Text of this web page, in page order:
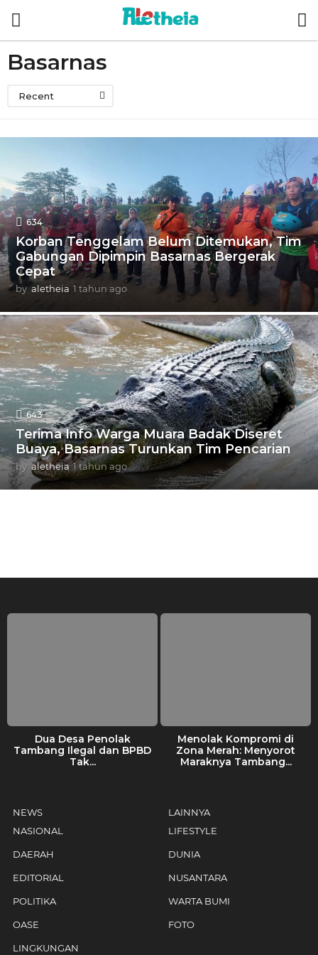
Basarnas
Recent
634
Korban Tenggelam Belum Ditemukan, Tim
Gabungan Dipimpin Basarnas Bergerak
Cepat
by aletheia 1 tahun ago
a
h
u
n
a
g
o
643
Terima Info Warga Muara Badak Diseret
Buaya, Basarnas Turunkan Tim Pencarian
by aletheia 1 tahun ago1
a
Dua Desa Penolak
Tambang Ilegal dan BPBD
Tak...
Menolak Kompromi di
Zona Merah: Menyorot
Maraknya Tambang...
NEWS
NASIONAL
DAERAH
EDITORIAL
POLITIKA
OASE
LINGKUNGAN
LAINNYA
LIFESTYLE
DUNIA
NUSANTARA
WARTA BUMI
FOTO